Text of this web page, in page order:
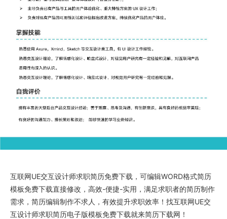
互联网UE交互设计师求职简历免费下载 ，可编辑WORD格式简历
模板免费下载直接修改，高效-便捷-实用，满足求职者的简历制作
需求，简历编辑制作不求人，有效提升求职效率！找互联网UE交
互设计师求职简历电子版模板免费下载就来简历下载网 ！